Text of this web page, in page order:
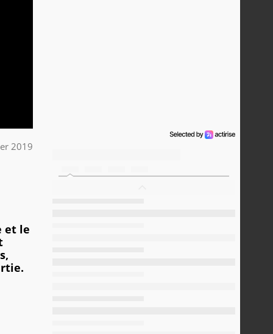
2019
et le